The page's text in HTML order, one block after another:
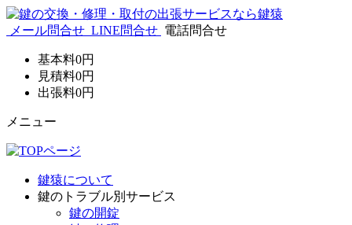
メール問合せ LINE問合せ 電話問合せ
基本料0円
見積料0円
出張料0円
メニュー
鍵猿について
鍵のトラブル別サービス
鍵の開錠